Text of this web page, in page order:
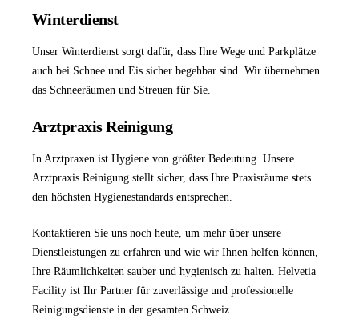
Winterdienst
Unser Winterdienst sorgt dafür, dass Ihre Wege und Parkplätze
auch bei Schnee und Eis sicher begehbar sind. Wir übernehmen
das Schneeräumen und Streuen für Sie.
Arztpraxis Reinigung
In Arztpraxen ist Hygiene von größter Bedeutung. Unsere
Arztpraxis Reinigung stellt sicher, dass Ihre Praxisräume stets
den höchsten Hygienestandards entsprechen.
Kontaktieren Sie uns noch heute, um mehr über unsere
Dienstleistungen zu erfahren und wie wir Ihnen helfen können,
Ihre Räumlichkeiten sauber und hygienisch zu halten. Helvetia
Facility ist Ihr Partner für zuverlässige und professionelle
Reinigungsdienste in der gesamten Schweiz.